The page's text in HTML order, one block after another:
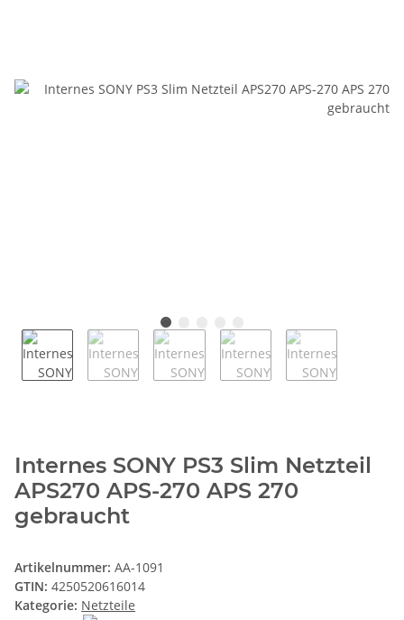
Internes SONY PS3 Slim Netzteil
APS270 APS-270 APS 270
gebraucht
Artikelnummer: AA-1091
GTIN: 4250520616014
Kategorie: Netzteile